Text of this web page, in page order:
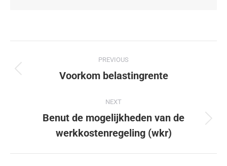
PREVIOUS
Voorkom belastingrente
NEXT
Benut de mogelijkheden van de
werkkostenregeling (wkr)